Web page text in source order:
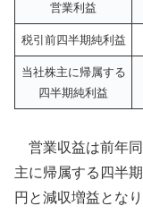
営業利益
税引前四半期純利益
当社株主に帰属する
四半期純利益
営業収益は前年
主に帰属する四半
円と減収増益となり